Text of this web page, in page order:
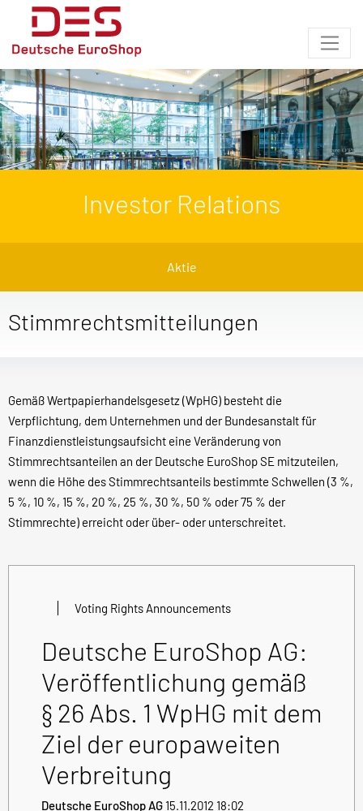
Investor Relations
Aktie
Stimmrechtsmitteilungen
Gemäß Wertpapierhandelsgesetz (WpHG) besteht die
Verpflichtung, dem Unternehmen und der Bundesanstalt für
Finanzdienstleistungsaufsicht eine Veränderung von
Stimmrechtsanteilen an der Deutsche EuroShop SE mitzuteilen,
wenn die Höhe des Stimmrechtsanteils bestimmte Schwellen (3 %,
5 %, 10 %, 15 %, 20 %, 25 %, 30 %, 50 % oder 75 % der
Stimmrechte) erreicht oder über- oder unterschreitet.
Voting Rights Announcements
Deutsche EuroShop AG:
Veröffentlichung gemäß
§ 26 Abs. 1 WpHG mit dem
Ziel der europaweiten
Verbreitung
Deutsche EuroShop AG 15.11.2012 18:02